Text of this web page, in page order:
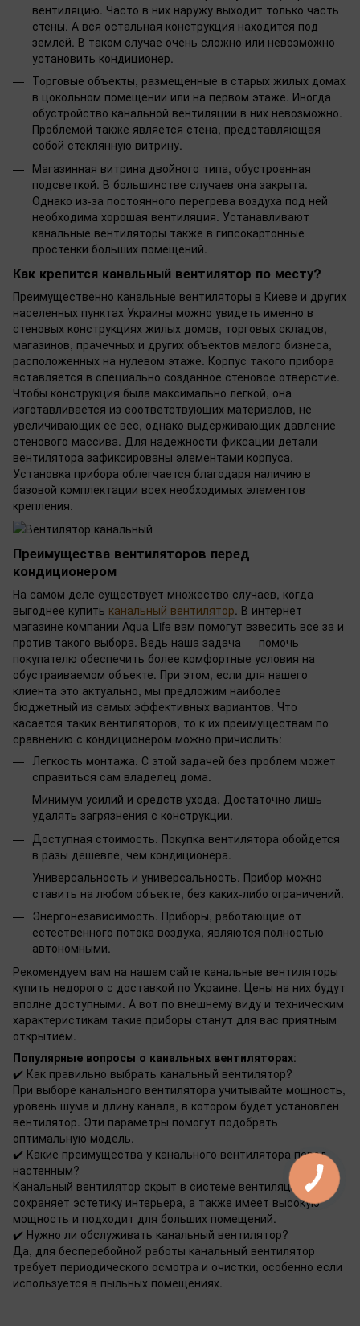
вентиляцию. Часто в них наружу выходит только часть
стены. А вся остальная конструкция находится под
землей. В таком случае очень сложно или невозможно
установить кондиционер.
Торговые объекты, размещенные в старых жилых домах
в цокольном помещении или на первом этаже. Иногда
обустройство канальной вентиляции в них невозможно.
Проблемой также является стена, представляющая
собой стеклянную витрину.
Магазинная витрина двойного типа, обустроенная
подсветкой. В большинстве случаев она закрыта.
Однако из-за постоянного перегрева воздуха под ней
необходима хорошая вентиляция. Устанавливают
канальные вентиляторы также в гипсокартонные
простенки больших помещений.
Как крепится канальный вентилятор по месту?
Преимущественно канальные вентиляторы в Киеве и других
населенных пунктах Украины можно увидеть именно в
стеновых конструкциях жилых домов, торговых складов,
магазинов, прачечных и других объектов малого бизнеса,
расположенных на нулевом этаже. Корпус такого прибора
вставляется в специально созданное стеновое отверстие.
Чтобы конструкция была максимально легкой, она
изготавливается из соответствующих материалов, не
увеличивающих ее вес, однако выдерживающих давление
стенового массива. Для надежности фиксации детали
вентилятора зафиксированы элементами корпуса.
Установка прибора облегчается благодаря наличию в
базовой комплектации всех необходимых элементов
крепления.
Преимущества вентиляторов перед
кондиционером
На самом деле существует множество случаев, когда
выгоднее купить канальный вентилятор. В интернет-
магазине компании Aqua-Life вам помогут взвесить все за и
против такого выбора. Ведь наша задача — помочь
покупателю обеспечить более комфортные условия на
обустраиваемом объекте. При этом, если для нашего
клиента это актуально, мы предложим наиболее
бюджетный из самых эффективных вариантов. Что
касается таких вентиляторов, то к их преимуществам по
сравнению с кондиционером можно причислить:
Легкость монтажа. С этой задачей без проблем может
справиться сам владелец дома.
Минимум усилий и средств ухода. Достаточно лишь
удалять загрязнения с конструкции.
Доступная стоимость. Покупка вентилятора обойдется
в разы дешевле, чем кондиционера.
Универсальность и универсальность. Прибор можно
ставить на любом объекте, без каких-либо ограничений.
Энергонезависимость. Приборы, работающие от
естественного потока воздуха, являются полностью
автономными.
Рекомендуем вам на нашем сайте канальные вентиляторы
купить недорого с доставкой по Украине. Цены на них будут
вполне доступными. А вот по внешнему виду и техническим
характеристикам такие приборы станут для вас приятным
открытием.
Популярные вопросы о канальных вентиляторах:
✔️ Как правильно выбрать канальный вентилятор?
При выборе канального вентилятора учитывайте мощность,
уровень шума и длину канала, в котором будет установлен
вентилятор. Эти параметры помогут подобрать
оптимальную модель.
✔️ Какие преимущества у канального вентилятора перед
настенным?
Канальный вентилятор скрыт в системе вентиляции, что
сохраняет эстетику интерьера, а также имеет высокую
мощность и подходит для больших помещений.
✔️ Нужно ли обслуживать канальный вентилятор?
Да, для бесперебойной работы канальный вентилятор
требует периодического осмотра и очистки, особенно если
используется в пыльных помещениях.